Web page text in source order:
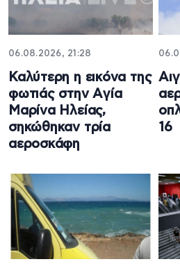
06.08.2026, 21:28
Καλύτερη η εικόνα της
φωτιάς στην Aγία
Μαρίνα Ηλείας,
σηκώθηκαν τρία
αεροσκάφη
16